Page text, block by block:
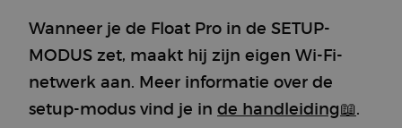
Wanneer je de Float Pro in de SETUP-
MODUS zet, maakt hij zijn eigen Wi-Fi-
netwerk aan. Meer informatie over de
setup-modus vind je in de handleiding📖.